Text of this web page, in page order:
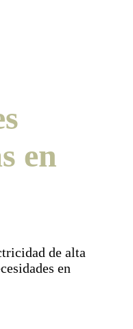
en
de alta
en